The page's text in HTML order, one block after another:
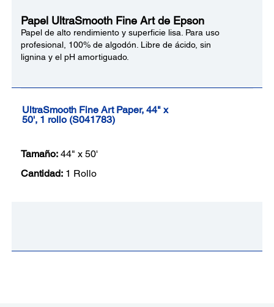
Papel UltraSmooth Fine Art de Epson
Papel de alto rendimiento y superficie lisa. Para uso
profesional, 100% de algodón. Libre de ácido, sin
lignina y el pH amortiguado.
UltraSmooth Fine Art Paper, 44" x
50', 1 rollo (S041783)
Tamaño: 44" x 50'
Cantidad: 1 Rollo